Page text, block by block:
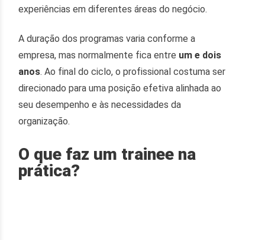
experiências em diferentes áreas do negócio.
A duração dos programas varia conforme a
empresa, mas normalmente fica entre um e dois
anos. Ao final do ciclo, o profissional costuma ser
direcionado para uma posição efetiva alinhada ao
seu desempenho e às necessidades da
organização.
O que faz um trainee na
prática?